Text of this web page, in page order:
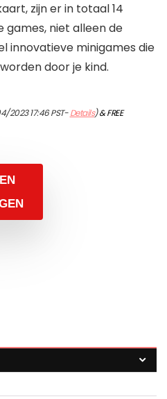
zijn er in totaal 14
games, niet alleen de
innovatieve minigames die
door je kind.
2023 17:46 PST-Details)&FREE